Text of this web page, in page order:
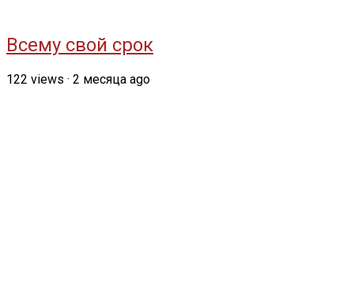
Всему свой срок
122 views · 2 месяца ago